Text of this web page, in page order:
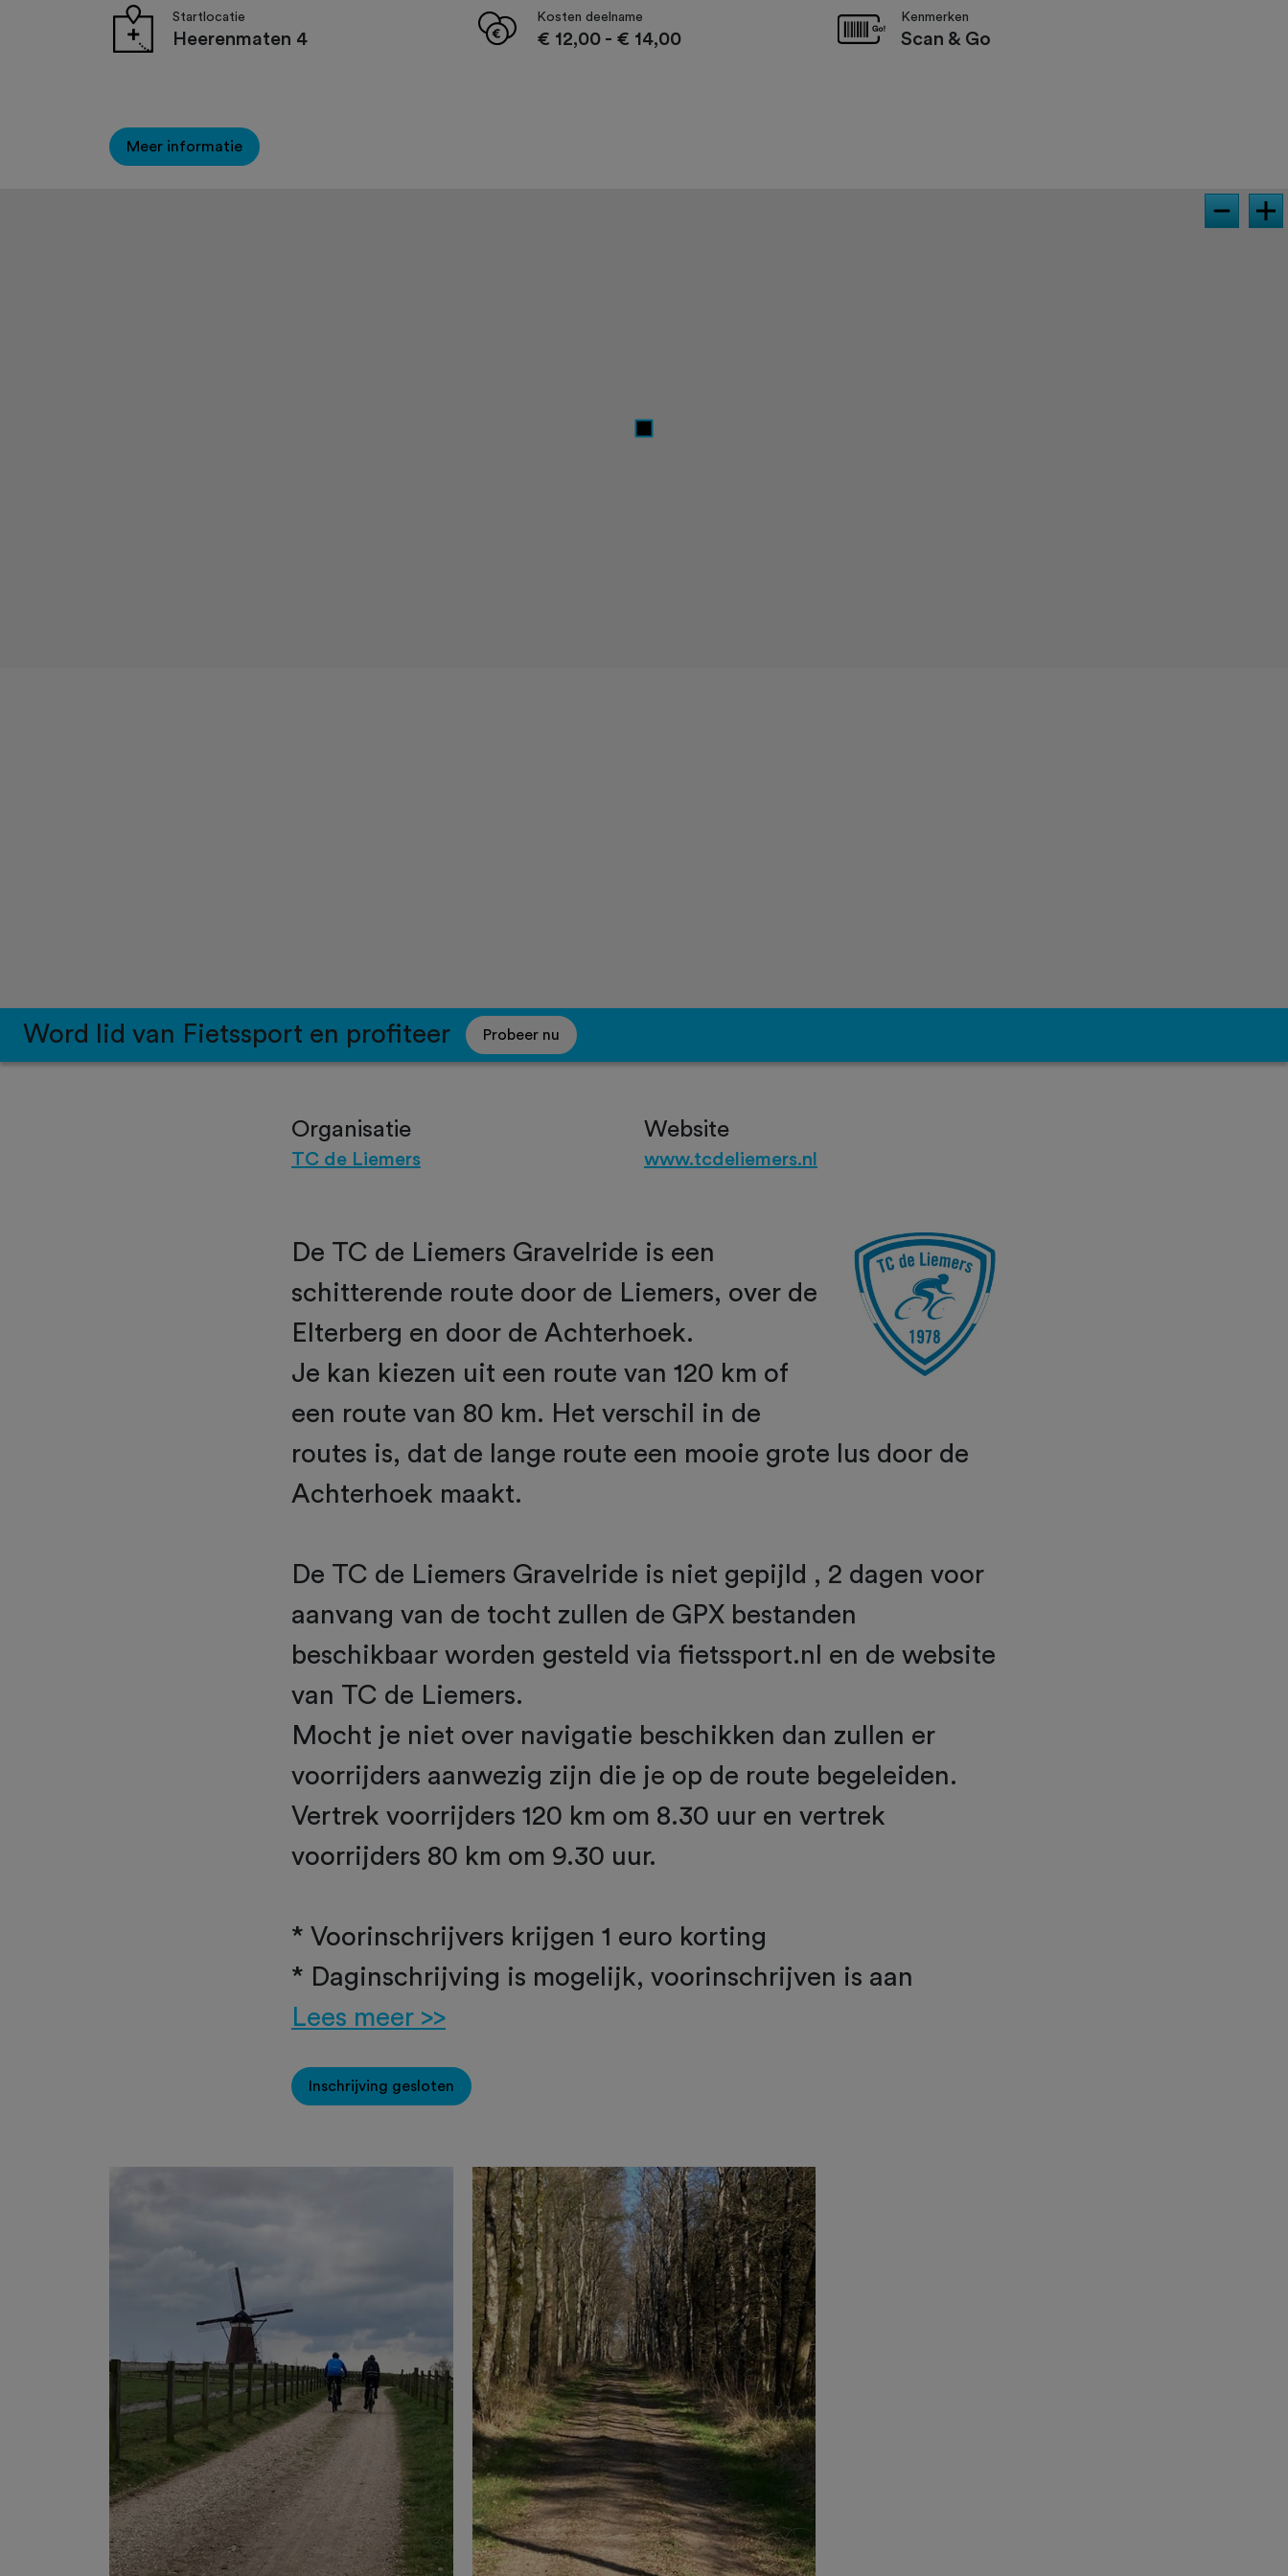
Startlocatie
Heerenmaten 4
Kosten deelname
€ 12,00 - € 14,00
Kenmerken
Scan & Go
Meer informatie
Word lid van Fietssport en profiteer Probeer nu
Organisatie
TC de Liemers
Website
www.tcdeliemers.nl
De TC de Liemers Gravelride is een
schitterende route door de Liemers, over de
Elterberg en door de Achterhoek.
Je kan kiezen uit een route van 120 km of
een route van 80 km. Het verschil in de
routes is, dat de lange route een mooie grote lus door de
Achterhoek maakt.
De TC de Liemers Gravelride is niet gepijld , 2 dagen voor
aanvang van de tocht zullen de GPX bestanden
beschikbaar worden gesteld via fietssport.nl en de website
van TC de Liemers.
Mocht je niet over navigatie beschikken dan zullen er
voorrijders aanwezig zijn die je op de route begeleiden.
Vertrek voorrijders 120 km om 8.30 uur en vertrek
voorrijders 80 km om 9.30 uur.
* Voorinschrijvers krijgen 1 euro korting
* Daginschrijving is mogelijk, voorinschrijven is aan
Lees meer >>
Inschrijving gesloten